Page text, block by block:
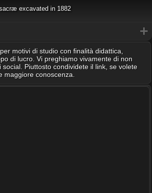
excavated in 1882
motivi di studio con finalità didattica,
di lucro. Vi preghiamo vivamente di non
social. Piuttosto condividete il link, se volete
maggiore conoscenza.